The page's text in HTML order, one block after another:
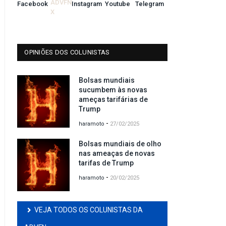
OPINIÕES DOS COLUNISTAS
Bolsas mundiais
sucumbem às novas
ameças tarifárias de
Trump
haramoto - 27/02/2025
Bolsas mundiais de olho
nas ameaças de novas
tarifas de Trump
haramoto - 20/02/2025
VEJA TODOS OS COLUNISTAS DA